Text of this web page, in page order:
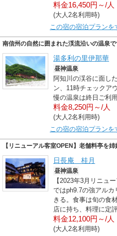
料金16,450円～/人
(大人2名利用時)
この宿の宿泊プランを
南信州の自然に囲まれた渓流沿いの温泉で
湯多利の里伊那華
昼神温泉
阿知川の渓谷に面し
ン、11時チェックア
慢の温泉は終日ご利
料金8,250円～/人
(大人2名利用時)
この宿の宿泊プランを
【リニューアル客室OPEN】老舗料亭を
日長庵 桂月
昼神温泉
【2023年3月リニュ
ではph9.7の強アル
きる。食事は旬の食
店に持ち、料理に定
料金12,100円～/人
(大人2名利用時)